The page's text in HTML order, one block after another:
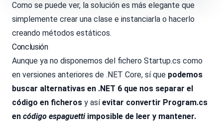
Como se puede ver, la solución es más elegante que
simplemente crear una clase e instanciarla o hacerlo
creando métodos estáticos.
Conclusión
Aunque ya no disponemos del fichero Startup.cs como
en versiones anteriores de .NET Core, sí que podemos
buscar alternativas en .NET 6 que nos separar el
código en ficheros y asíevitar convertir Program.cs
en código espaguettiimposible de leer y mantener.